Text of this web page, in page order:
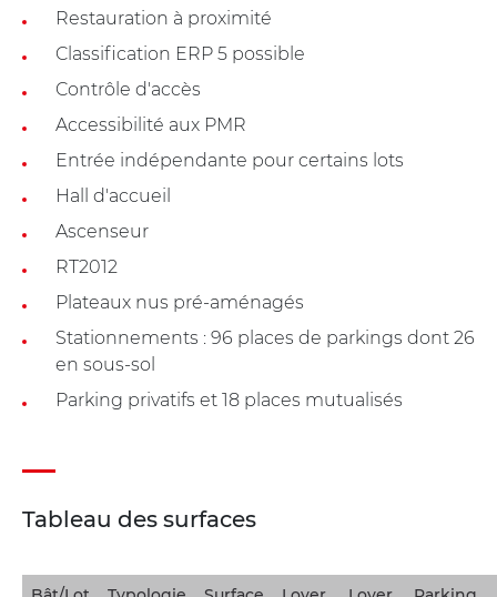
Restauration à proximité
Classification ERP 5 possible
Contrôle d'accès
Accessibilité aux PMR
Entrée indépendante pour certains lots
Hall d'accueil
Ascenseur
RT2012
Plateaux nus pré-aménagés
Stationnements : 96 places de parkings dont 26
en sous-sol
Parking privatifs et 18 places mutualisés
Tableau des surfaces